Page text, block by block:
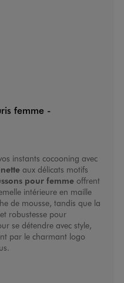
femme -
instants cocooning avec
aux délicats motifs
pour femmeoffrent
intérieure en maille
de mousse, tandis que la
robustesse pour
se détendre avec style,
par le charmant logo